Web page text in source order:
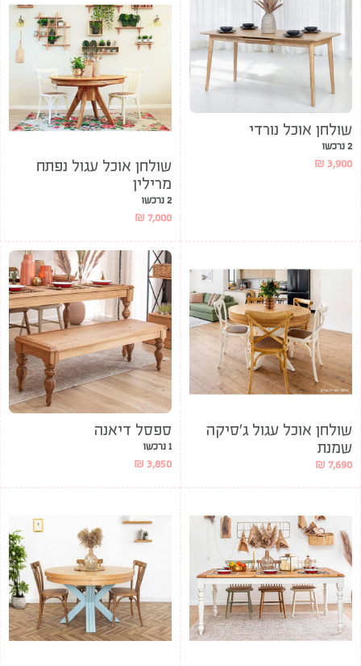
שולחן אוכל נורדי
2 נרכשו
₪ 3,900
שולחן אוכל עגול נפתח
מרילין
2 נרכשו
₪ 7,000
שולחן אוכל עגול ג’סיקה
שמנת
₪ 7,690
ספסל דיאנה
1 נרכשו
₪ 3,850